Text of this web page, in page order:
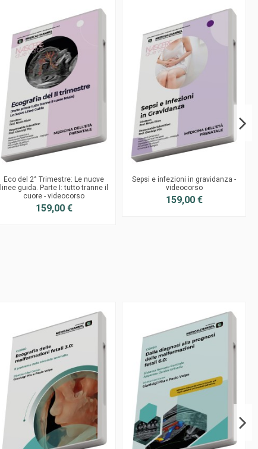
Eco del 2° Trimestre: Le nuove
linee guida. Parte I: tutto tranne il
cuore - videocorso
159,00 €
Sepsi e infezioni in gravidanza -
videocorso
159,00 €